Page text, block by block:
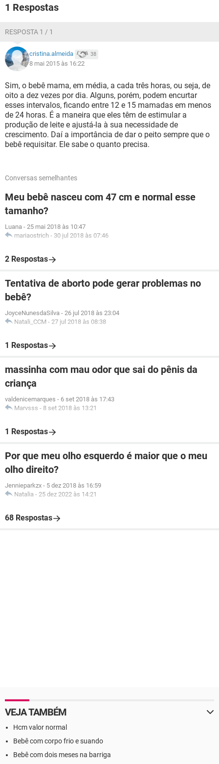
1 Respostas
RESPOSTA 1 / 1
cristina.almeida 38
8 mai 2015 às 16:22
Sim, o bebê mama, em média, a cada três horas, ou seja, de
oito a dez vezes por dia. Alguns, porém, podem encurtar
esses intervalos, ficando entre 12 e 15 mamadas em menos
de 24 horas. É a maneira que eles têm de estimular a
produção de leite e ajustá-la à sua necessidade de
crescimento. Daí a importância de dar o peito sempre que o
bebê requisitar. Ele sabe o quanto precisa.
Conversas semelhantes
Meu bebê nasceu com 47 cm e normal esse
tamanho?
Luana - 25 mai 2018 às 10:47
mariaostrich - 30 jul 2018 às 07:46
2 Respostas
Tentativa de aborto pode gerar problemas no
bebê?
JoyceNunesdaSilva - 26 jul 2018 às 23:04
Natali_CCM - 27 jul 2018 às 08:38
1 Respostas
massinha com mau odor que sai do pênis da
criança
valdenicemarques - 6 set 2018 às 17:43
Marvsss - 8 set 2018 às 13:21
1 Respostas
Por que meu olho esquerdo é maior que o meu
olho direito?
Jennieparkzx - 5 dez 2018 às 16:59
Natalia - 25 dez 2022 às 14:21
68 Respostas
VEJA TAMBÉM
Hcm valor normal
Bebê com corpo frio e suando
Bebê com dois meses na barriga